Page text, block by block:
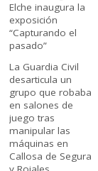
Elche inaugura la
exposición
“Capturando el
pasado”
La Guardia Civil
desarticula un
grupo que robaba
en salones de
juego tras
manipular las
máquinas en
Callosa de Segura